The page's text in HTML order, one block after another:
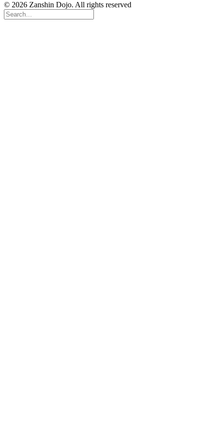
© 2026 Zanshin Dojo. All rights reserved